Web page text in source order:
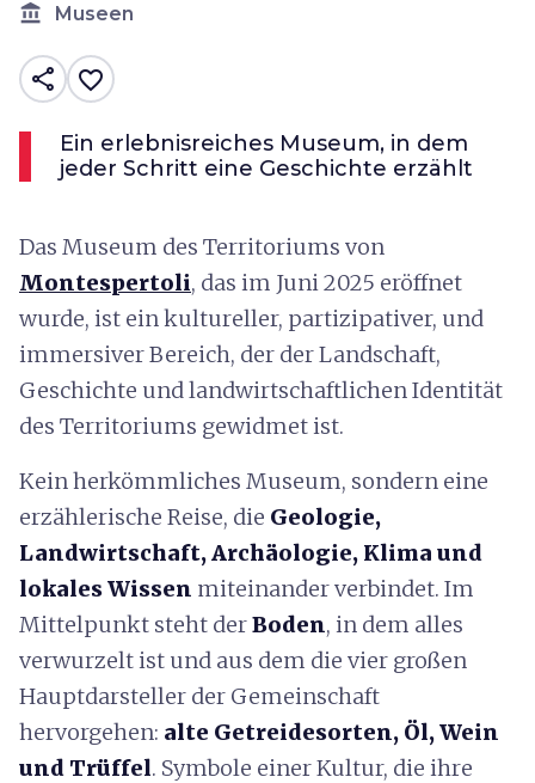
account_balance Museen
share favorite_border
Ein erlebnisreiches Museum, in dem
jeder Schritt eine Geschichte erzählt
Das Museum des Territoriums von
Montespertoli, das im Juni 2025 eröffnet
wurde, ist ein kultureller, partizipativer, und
immersiver Bereich, der der Landschaft,
Geschichte und landwirtschaftlichen Identität
des Territoriums gewidmet ist.
Kein herkömmliches Museum, sondern eine
erzählerische Reise, die Geologie,
Landwirtschaft, Archäologie, Klima und
lokales Wissen miteinander verbindet. Im
Mittelpunkt steht derBoden, in dem alles
verwurzelt ist und aus dem die vier großen
Hauptdarsteller der Gemeinschaft
hervorgehen: alte Getreidesorten, Öl, Wein
und Trüffel. Symbole einer Kultur, die ihre